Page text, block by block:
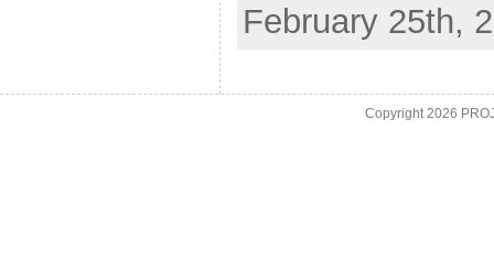
February 25th,
Copyright 2026